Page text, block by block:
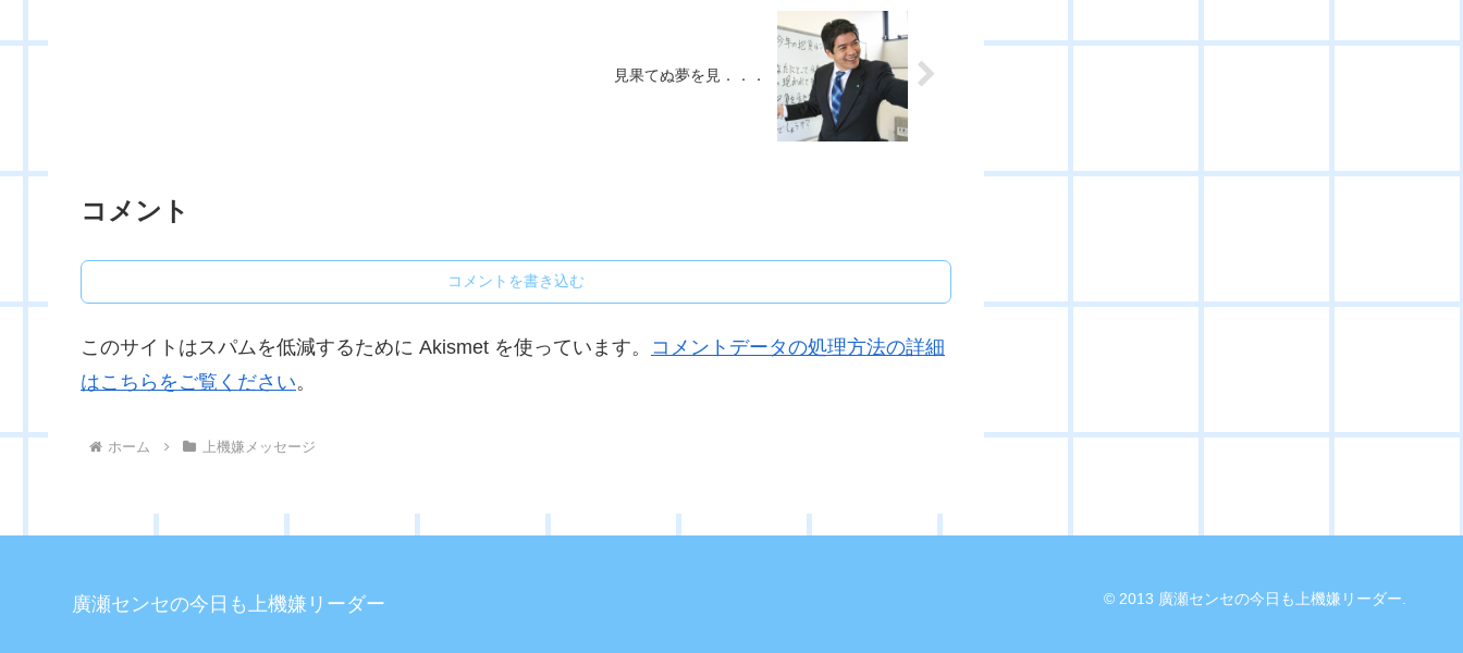
見果てぬ夢を見．．．
コメント
コメントを書き込む
このサイトはスパムを低減するために Akismet を使っています。 コメントデータの処理方法の詳細
はこちらをご覧ください。
ホーム 上機嫌メッセージ
廣瀬センセの今日も上機嫌リーダー © 2013 廣瀬センセの今日も上機嫌リーダー.